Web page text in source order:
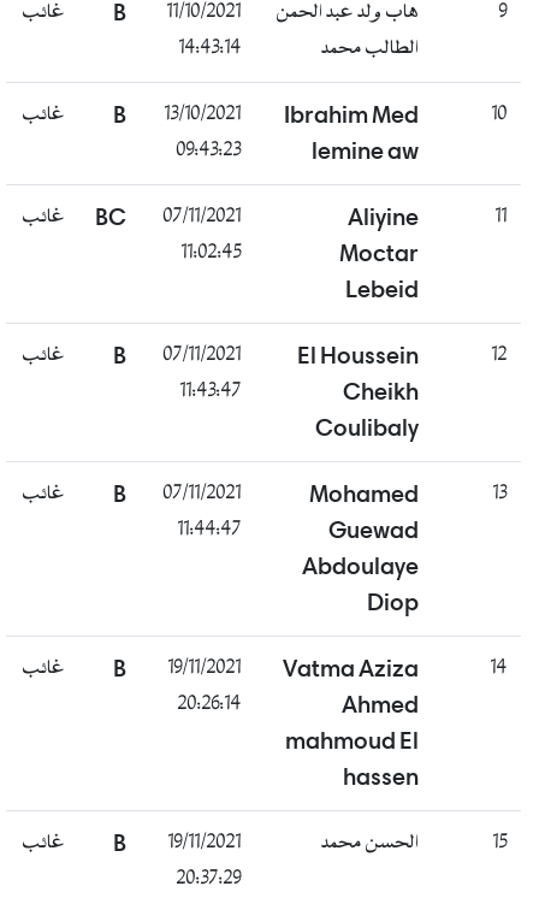
9
هاب ولد عبد الحمن
الطالب محمد
11/10/2021
14:43:14
B غائب
10
Ibrahim Med
lemine aw
13/10/2021
09:43:23
B غائب
11
Aliyine
Moctar
Lebeid
07/11/2021
11:02:45
BC غائب
12
El Houssein
Cheikh
Coulibaly
07/11/2021
11:43:47
B غائب
13
Mohamed
Guewad
Abdoulaye
Diop
07/11/2021
11:44:47
B غائب
14
Vatma Aziza
Ahmed
mahmoud El
hassen
19/11/2021
20:26:14
B غائب
15 الحسن محمد
19/11/2021
20:37:29
B غائب